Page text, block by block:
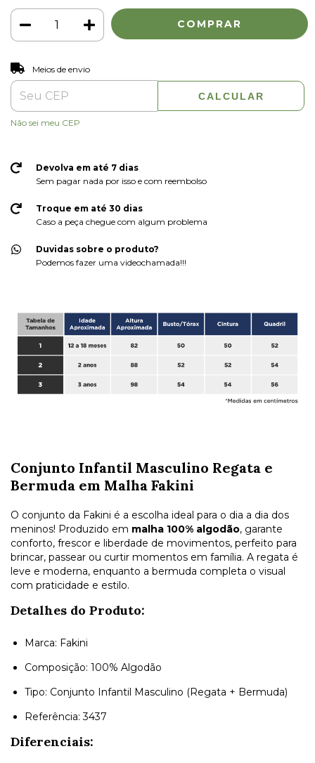
Entregas para o CEP:
Meios de envio
CALCULAR
Não sei meu CEP
Devolva em até 7 dias
Sem pagar nada por isso e com reembolso
Troque em até 30 dias
Caso a peça chegue com algum problema
Duvidas sobre o produto?
Podemos fazer uma videochamada!!!
Conjunto Infantil Masculino Regata e
Bermuda em Malha Fakini
O conjunto da Fakini é a escolha ideal para o dia a dia dos
meninos! Produzido em malha 100% algodão, garante
conforto, frescor e liberdade de movimentos, perfeito para
brincar, passear ou curtir momentos em família. A regata é
leve e moderna, enquanto a bermuda completa o visual
com praticidade e estilo.
Detalhes do Produto:
Marca: Fakini
Composição: 100% Algodão
Tipo: Conjunto Infantil Masculino (Regata + Bermuda)
Referência: 3437
Diferenciais: